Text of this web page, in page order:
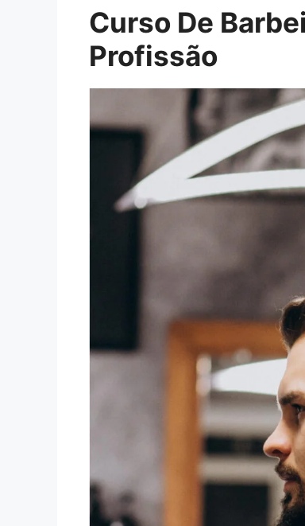
Curso De
Profissão